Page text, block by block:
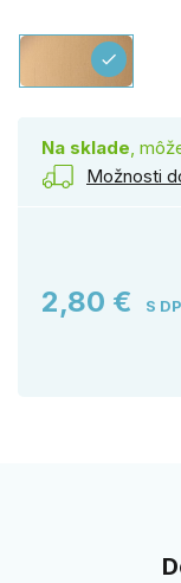
check
Na sklade,
Možnosti
2,80 € S